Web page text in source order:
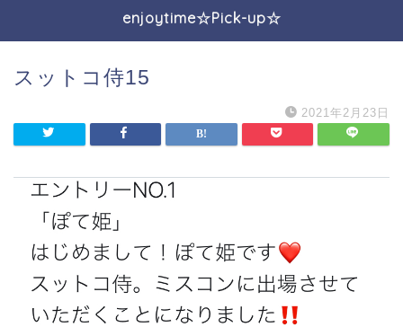
enjoytime☆Pick-up☆
スットコ侍15
2021年2月23日